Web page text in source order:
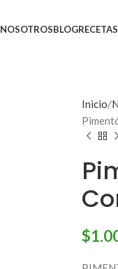
NOSOTROSBLOGRECETAS
Inicio
$